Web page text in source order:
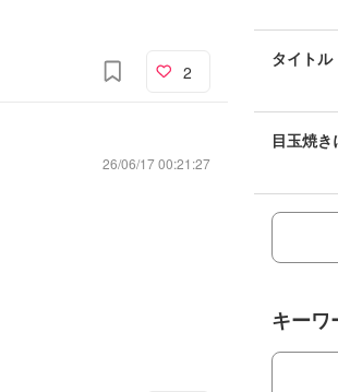
2
26/06/17 00:21:27
タイトル
目玉焼き
キーワ